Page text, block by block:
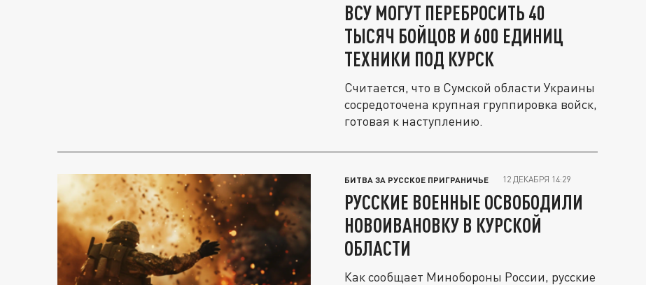
ВСУ МОГУТ ПЕРЕБРОСИТЬ 40
ТЫСЯЧ БОЙЦОВ И 600 ЕДИНИЦ
ТЕХНИКИ ПОД КУРСК
Считается, что в Сумской области Украины
сосредоточена крупная группировка войск,
готовая к наступлению.
БИТВА ЗА РУССКОЕ ПРИГРАНИЧЬЕ 12 ДЕКАБРЯ 14:29
РУССКИЕ ВОЕННЫЕ ОСВОБОДИЛИ
НОВОИВАНОВКУ В КУРСКОЙ
ОБЛАСТИ
Как сообщает Минобороны России, русские